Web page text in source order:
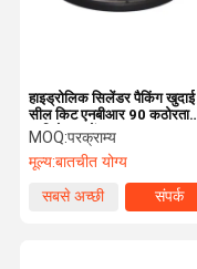
हाइड्रोलिक सिलेंडर पैकिंग खुदाई
सील किट एनबीआर 90 कठोरता
प्रतिरोध पहनें
MOQ:परक्राम्य
मूल्य:बातचीत योग्य
सबसे अच्छी
संपर्क